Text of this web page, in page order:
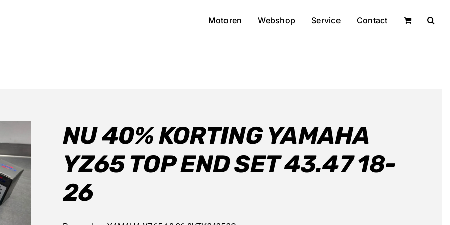
Motoren Webshop Service Contact
NU 40% KORTING YAMAHA
YZ65 TOP END SET 43.47 18-
26